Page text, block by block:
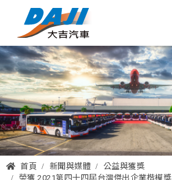
首頁 新聞與媒體
公益與獲獎
榮獲 2021第四十四屆台灣傑出企業楷模獎